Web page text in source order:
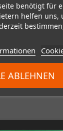
benötigt für
helfen uns,
ABLEHNEN